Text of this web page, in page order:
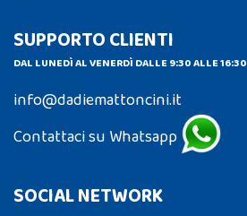
SUPPORTO CLIENTI
DAL LUNEDÌ AL VENERDÌ DALLE 9:30 ALLE 16:30
info@dadiemattoncini.it
Contattaci su Whatsapp
SOCIAL NETWORK